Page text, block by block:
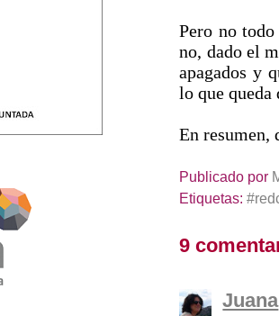
Pero no
no, dado el
apagados y
lo que queda
En resumen,
Publicado por
Etiquetas:
9
Juana